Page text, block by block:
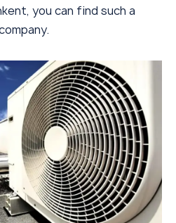
you can find such a